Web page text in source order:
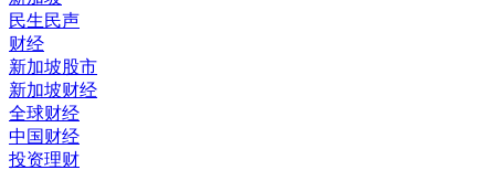
民生民声
财经
新加坡股市
新加坡财经
全球财经
中国财经
投资理财